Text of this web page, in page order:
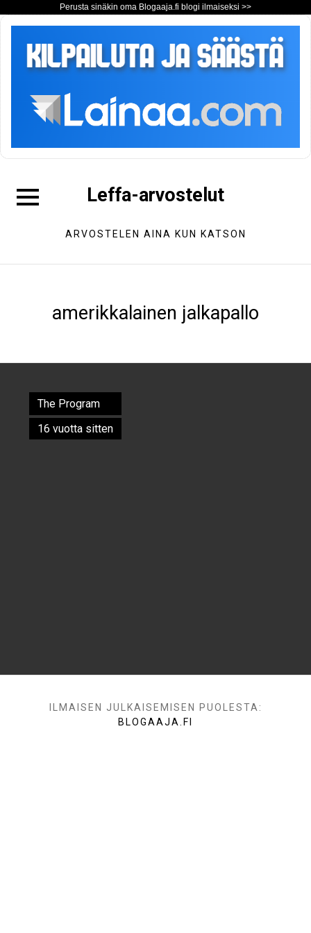
Perusta sinäkin oma Blogaaja.fi blogi ilmaiseksi >>
sisältöön
Leffa-arvostelut
ARVOSTELEN AINA KUN KATSON
amerikkalainen jalkapallo
The Program
Kirjoitettu
16 vuotta sitten
ILMAISEN JULKAISEMISEN PUOLESTA:
BLOGAAJA.FI